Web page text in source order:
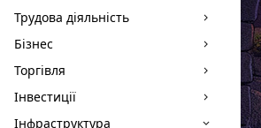
Трудова діяльність
Бізнес
Торгівля
Інвестиції
Інфраструктура